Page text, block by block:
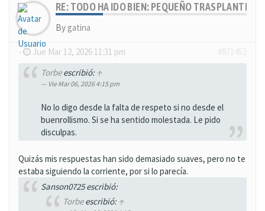
RE: TODO HA IDO BIEN: PEQUEÑO TRASPLANTE,
By gatina
- Jue Mar 12, 2026 11:31 pm
Torbeescribió: ↑
Vie Mar 06, 2026 4:15 pm
No lo digo desde la falta de respeto si no desde el
buenrollismo. Si se ha sentido molestada. Le pido
disculpas.
Quizás mis respuestas han sido demasiado suaves, pero no te
estaba siguiendo la corriente, por si lo parecía.
Sanson0725 escribió:
Torbeescribió: ↑